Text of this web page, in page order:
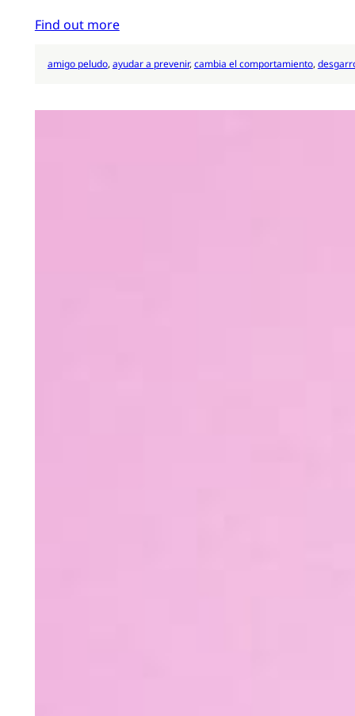
Find out more
amigo peludo, ayudar a prevenir, cambia el comportamiento,